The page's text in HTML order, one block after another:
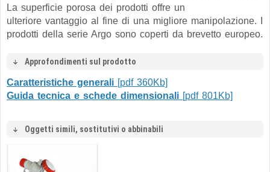
La superficie porosa dei prodotti offre un
ulteriore vantaggio al fine di una migliore manipolazione. I
prodotti della serie Argo sono coperti da brevetto europeo.
Approfondimenti sul prodotto
Caratteristiche generali [pdf 360Kb]
Guida tecnica e schede dimensionali [pdf 801Kb]
Oggetti simili, sostitutivi o abbinabili